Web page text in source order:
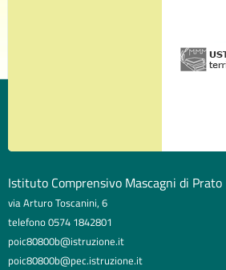
Istituto Comprensivo Mascagni di Prato
via Arturo Toscanini, 6
telefono 0574 1842801
poic80800b@istruzione.it
poic80800b@pec.istruzione.it